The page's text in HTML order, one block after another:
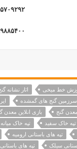
خط میخی اثار نشانه
سرزمین گنج های گمشده
گنج بازی انلاین معدن
تپه خاک سفید تپه خاک میانه
تپه های باستانی ارومیه
سیلک تپه های